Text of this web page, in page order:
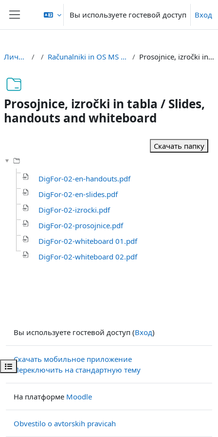
Перейти к основному содержанию
Боковая панель
Вы используете гостевой доступ Вход
Открыть оглавление курса
Личный кабинет df Računalniki in OS MS Windows / Computers and OS MS Windows Prosojnice, izročki in tabla / Slides, handouts and whiteboard
Prosojnice, izročki in tabla / Slides,
handouts and whiteboard
Скачать папку
DigFor-02-en-handouts.pdf
DigFor-02-en-slides.pdf
DigFor-02-izrocki.pdf
DigFor-02-prosojnice.pdf
DigFor-02-whiteboard 01.pdf
DigFor-02-whiteboard 02.pdf
Вы используете гостевой доступ (Вход)
Скачать мобильное приложение
Переключить на стандартную тему
На платформе Moodle
Obvestilo o avtorskih pravicah